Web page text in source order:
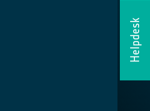
Helpdesk